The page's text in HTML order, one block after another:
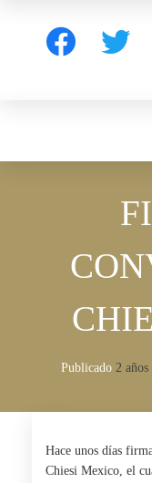
facebook twitter
Publicado 2 años
Hace unos días
Chiesi Mexico, el